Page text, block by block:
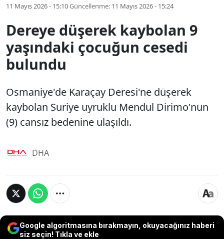
11 Mayıs 2026 - 15:10Güncellenme: 11 Mayıs 2026 - 15:24
Dereye düşerek kaybolan 9
yaşındaki çocuğun cesedi
bulundu
Osmaniye'de Karaçay Deresi'ne düşerek
kaybolan Suriye uyruklu Mendul Dirimo'nun
(9) cansız bedenine ulaşıldı.
DHA
Google algoritmasına bırakmayın, okuyacağınız haberi
siz seçin! Tıkla ve ekle